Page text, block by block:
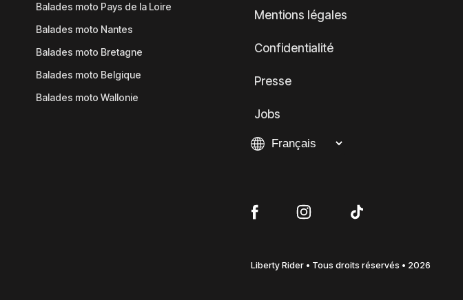
Balades moto Pays de la Loire
Balades moto Nantes
Balades moto Bretagne
Balades moto Belgique
Balades moto Wallonie
Mentions légales
Confidentialité
Presse
Jobs
Liberty Rider • Tous droits réservés • 2026